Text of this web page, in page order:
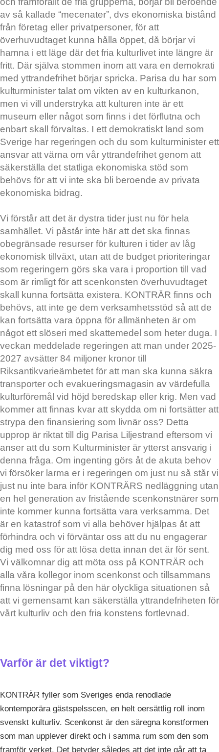
av så kallade “mecenater”, dvs ekonomiska bistånd
från företag eller privatpersoner, för att
överhuvudtaget kunna hålla öppet, då börjar vi
hamna i ett läge där det fria kulturlivet inte längre är
fritt. Där själva stommen inom att vara en demokrati
med yttrandefrihet börjar spricka. Parisa du har som
kulturminister talat om vikten av en kulturkanon,
men vi vill understryka att kulturen inte är ett
museum eller något som finns i det förflutna och
enbart skall förvaltas. I ett demokratiskt land som
Sverige har regeringen och du som kulturminister ett
ansvar att värna om vår yttrandefrihet genom att
säkerställa det statliga ekonomiska stöd som
behövs för att vi inte ska bli beroende av privata
ekonomiska bidrag.
Vi förstår att det är dystra tider just nu för hela
samhället. Vi påstår inte här att det ska finnas
obegränsade resurser för kulturen i tider av låg
ekonomisk tillväxt, utan att de budget prioriteringar
som regeringern görs ska vara i proportion till vad
som är rimligt för att scenkonsten överhuvudtaget
skall kunna fortsätta existera. KONTRÄR finns och
behövs, att inte ge dem verksamhetsstöd så att de
kan fortsätta vara öppna för allmänheten är om
något ett slöseri med skattemedel som heter duga. I
veckan meddelade regeringen att man under 2025-
2027 avsätter 84 miljoner kronor till
Riksantikvarieämbetet för att man ska kunna säkra
transporter och evakueringsmagasin av värdefulla
kulturföremål vid höjd beredskap eller krig. Men vad
kommer att finnas kvar att skydda om ni fortsätter att
strypa den finansiering som livnär oss? Detta
upprop är riktat till dig Parisa Liljestrand eftersom vi
anser att du som Kulturminister är ytterst ansvarig i
denna fråga. Om ingenting görs åt de akuta behov
vi försöker larma er i regeringen om just nu så står vi
just nu inte bara inför KONTRÄRS nedläggning utan
en hel generation av fristående scenkonstnärer som
inte kommer kunna fortsätta vara verksamma. Det
är en katastrof som vi alla behöver hjälpas åt att
förhindra och vi förväntar oss att du nu engagerar
dig med oss för att lösa detta innan det är för sent.
Vi välkomnar dig att möta oss på KONTRÄR och
alla våra kollegor inom scenkonst och tillsammans
finna lösningar på den här olyckliga situationen så
att vi gemensamt kan säkerställa yttrandefriheten för
vårt kulturliv och den fria konstens fortlevnad.
Varför är det viktigt?
KONTRÄR fyller som Sveriges enda renodlade
kontemporära gästspelsscen, en helt oersättlig roll inom
svenskt kulturliv. Scenkonst är den säregna konstformen
som man upplever direkt och i samma rum som den som
framför verket. Det betyder således att det inte går att ta